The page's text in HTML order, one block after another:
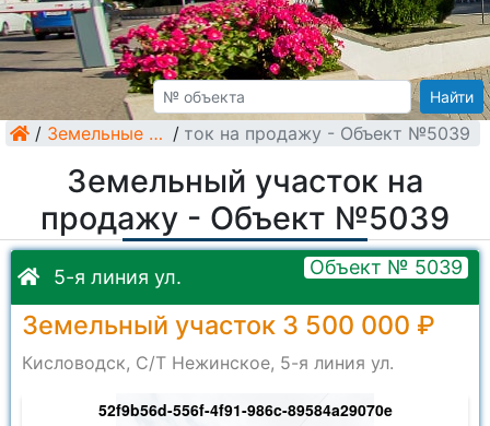
Найти
/ Земельные участки /
Земельный участок на продажу - Объект №5039
Земельный участок на
продажу - Объект №5039
5-я линия ул. Объект № 5039
Земельный участок 3 500 000 ₽
Кисловодск, С/Т Нежинское, 5-я линия ул.
52f9b56d-556f-4f91-986c-89584a29070e